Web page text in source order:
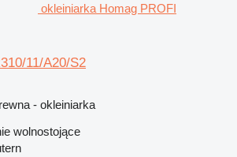
okleiniarka Homag PROFI
11/A20/S2
- okleiniarka
wolnostojące